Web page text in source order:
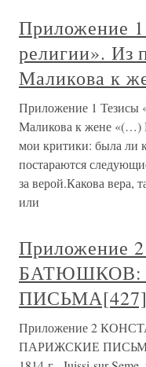
Приложение
религии». Из
Маликова к
Приложение 1 Тезисы
Маликова к жене «(…)
мои критики: была ли
постараются
за верой.Какова вера,
или
БАТЮШКОВ:
ПИСЬМА[427]
Приложение 2
ПАРИЖСКИЕ